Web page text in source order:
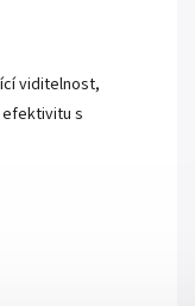
viditelnost,
efektivitu s